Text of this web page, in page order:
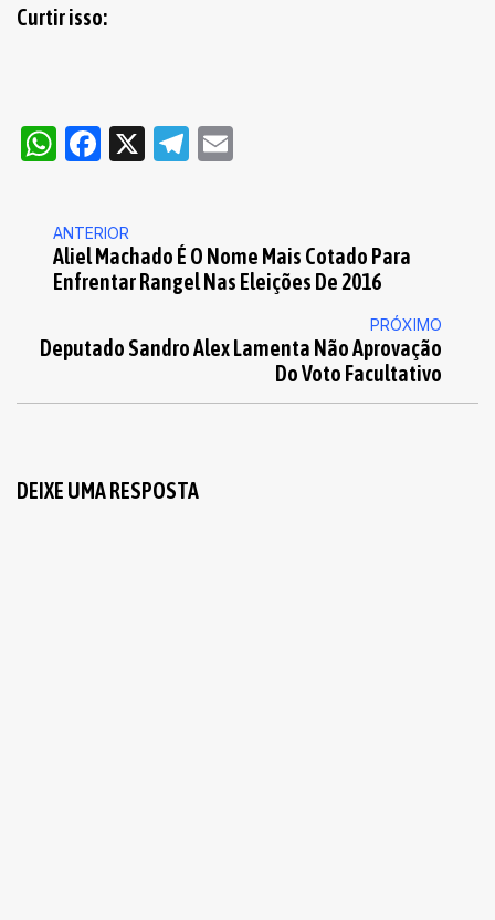
Curtir isso:
WhatsApp
Facebook
X Telegram
ANTERIOR
Aliel Machado É O Nome Mais Cotado Para
Enfrentar Rangel Nas Eleições De 2016
PRÓXIMO
Deputado Sandro Alex Lamenta Não Aprovação
Do Voto Facultativo
DEIXE UMA RESPOSTA